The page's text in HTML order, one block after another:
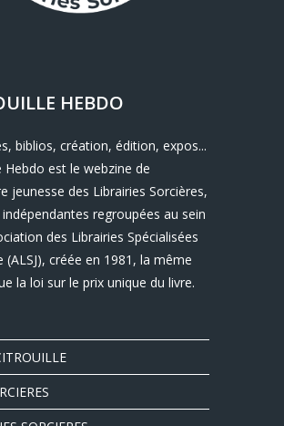
HEBDO
biblios, création, édition, expos...
Hebdo est le webzine de
jeunesse des Librairies Sorcières,
regroupées au sein
des Librairies Spécialisées
(ALSJ), créée en 1981, la même
la loi sur le prix unique du livre.